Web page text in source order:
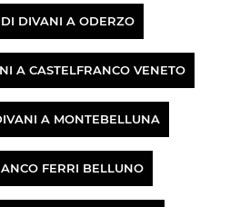
DIVANI A ODERZO
A CASTELFRANCO VENETO
A MONTEBELLUNA
FERRI BELLUNO